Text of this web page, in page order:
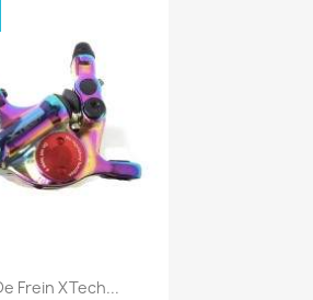
rapide
Frein XTech...